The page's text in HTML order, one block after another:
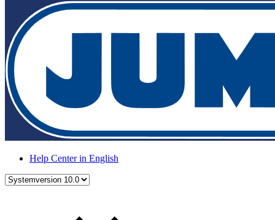
Help Center in English